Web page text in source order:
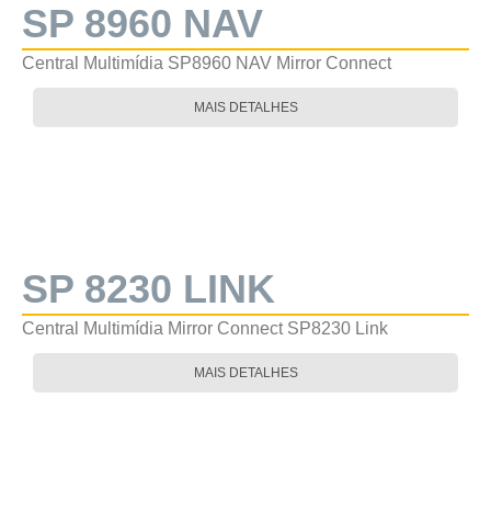
SP 8960 NAV
Central Multimídia SP8960 NAV Mirror Connect
MAIS DETALHES
SP 8230 LINK
Central Multimídia Mirror Connect SP8230 Link
MAIS DETALHES